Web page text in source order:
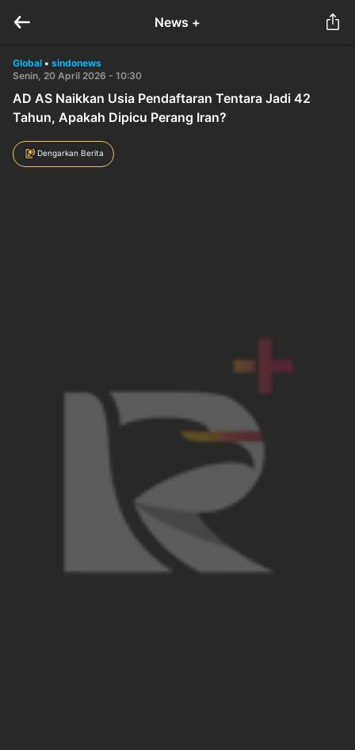
News +
Global • sindonews
Senin, 20 April 2026 - 10:30
AD AS Naikkan Usia Pendaftaran Tentara Jadi 42
Tahun, Apakah Dipicu Perang Iran?
Dengarkan Berita